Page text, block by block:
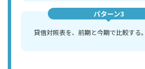
パターン3
貸借対照表を、前期と今期で比較する。